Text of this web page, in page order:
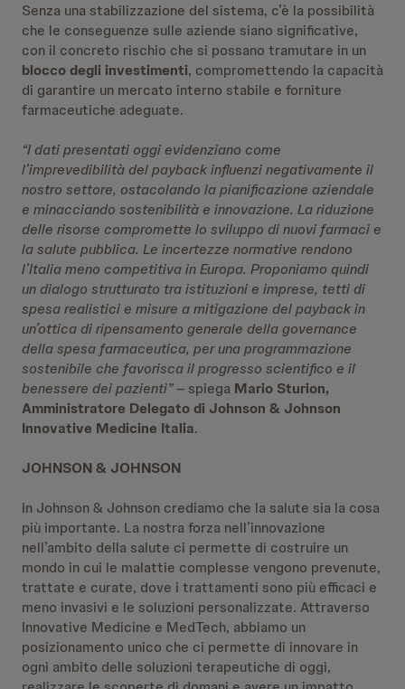
Senza una stabilizzazione del sistema, c’è la possibilità
che le conseguenze sulle aziende siano significative,
con il concreto rischio che si possano tramutare in un
blocco degli investimenti, compromettendo la capacità
di garantire un mercato interno stabile e forniture
farmaceutiche adeguate.
“I dati presentati oggi evidenziano come
l’imprevedibilità del payback influenzi negativamente il
nostro settore, ostacolando la pianificazione aziendale
e minacciando sostenibilità e innovazione. La riduzione
delle risorse compromette lo sviluppo di nuovi farmaci e
la salute pubblica. Le incertezze normative rendono
l’Italia meno competitiva in Europa. Proponiamo quindi
un dialogo strutturato tra istituzioni e imprese, tetti di
spesa realistici e misure a mitigazione del payback in
un’ottica di ripensamento generale della governance
della spesa farmaceutica, per una programmazione
sostenibile che favorisca il progresso scientifico e il
benessere dei pazienti”– spiega Mario Sturion,
Amministratore Delegato di Johnson & Johnson
Innovative Medicine Italia.
JOHNSON & JOHNSON
In Johnson & Johnson crediamo che la salute sia la cosa
più importante. La nostra forza nell’innovazione
nell’ambito della salute ci permette di costruire un
mondo in cui le malattie complesse vengono prevenute,
trattate e curate, dove i trattamenti sono più efficaci e
meno invasivi e le soluzioni personalizzate. Attraverso
Innovative Medicine e MedTech, abbiamo un
posizionamento unico che ci permette di innovare in
ogni ambito delle soluzioni terapeutiche di oggi,